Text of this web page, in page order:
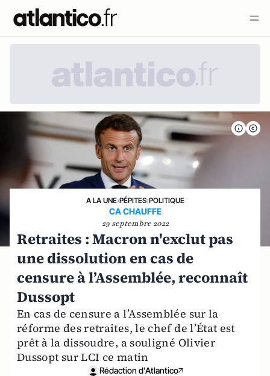
A LA UNE›PÉPITES›POLITIQUE
CA CHAUFFE
29 septembre 2022
Retraites : Macron n'exclut pas
une dissolution en cas de
censure à l’Assemblée, reconnaît
Dussopt
En cas de censure а l’Assemblée sur la
réforme des retraites, le chef de l’État est
prêt à la dissoudre, a souligné Olivier
Dussopt sur LCI ce matin
Rédaction d'Atlantico